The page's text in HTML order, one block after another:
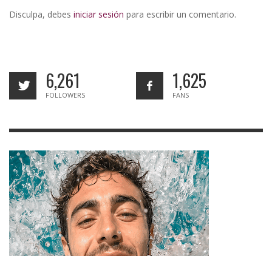
Disculpa, debes iniciar sesión para escribir un comentario.
6,261
FOLLOWERS
1,625
FANS